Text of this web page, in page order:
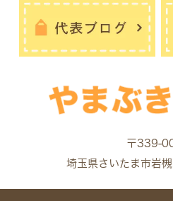
〒339-
埼玉県さいたま市岩